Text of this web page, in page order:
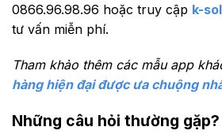
0866.96.98.96 hoặc truy cập k-
tư vấn miễn phí.
Tham khảo thêm các mẫu app
hàng hiện đại được ưa chuộng
Những câu hỏi thường gặp?